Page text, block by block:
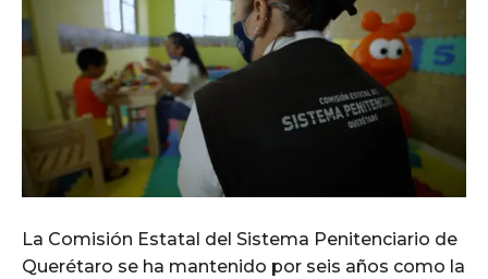
La Comisión Estatal del Sistema Penitenciario de
Querétaro se ha mantenido por seis años como la